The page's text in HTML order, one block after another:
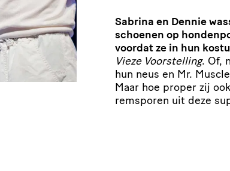
Sabrina en Dennie
schoenen op
voordat ze in hun
Vieze Voorstelling. Of,
hun neus en Mr.
Maar hoe proper zij
remsporen uit deze